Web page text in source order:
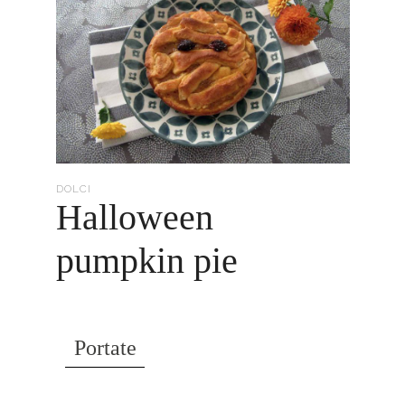
DOLCI
Halloween
pumpkin pie
Portate